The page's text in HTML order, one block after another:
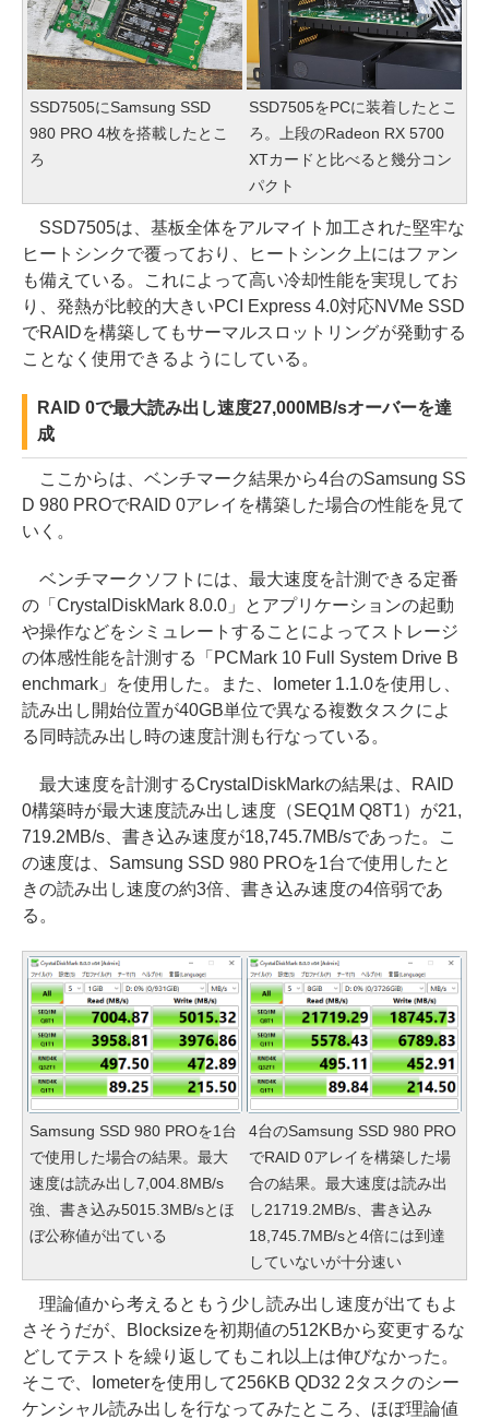
SSD7505にSamsung SSD
980 PRO 4枚を搭載したとこ
ろ
SSD7505をPCに装着したとこ
ろ。上段のRadeon RX 5700
XTカードと比べると幾分コン
パクト
SSD7505は、基板全体をアルマイト加工された堅牢な
ヒートシンクで覆っており、ヒートシンク上にはファン
も備えている。これによって高い冷却性能を実現してお
り、発熱が比較的大きいPCI Express 4.0対応NVMe SSD
でRAIDを構築してもサーマルスロットリングが発動する
ことなく使用できるようにしている。
RAID 0で最大読み出し速度27,000MB/sオーバーを達
成
ここからは、ベンチマーク結果から4台のSamsung SS
D 980 PROでRAID 0アレイを構築した場合の性能を見て
いく。
ベンチマークソフトには、最大速度を計測できる定番
の「CrystalDiskMark 8.0.0」とアプリケーションの起動
や操作などをシミュレートすることによってストレージ
の体感性能を計測する「PCMark 10 Full System Drive B
enchmark」を使用した。また、Iometer 1.1.0を使用し、
読み出し開始位置が40GB単位で異なる複数タスクによ
る同時読み出し時の速度計測も行なっている。
最大速度を計測するCrystalDiskMarkの結果は、RAID
0構築時が最大速度読み出し速度（SEQ1M Q8T1）が21,
719.2MB/s、書き込み速度が18,745.7MB/sであった。こ
の速度は、Samsung SSD 980 PROを1台で使用したと
きの読み出し速度の約3倍、書き込み速度の4倍弱であ
る。
Samsung SSD 980 PROを1台
で使用した場合の結果。最大
速度は読み出し7,004.8MB/s
強、書き込み5015.3MB/sとほ
ぼ公称値が出ている
4台のSamsung SSD 980 PRO
でRAID 0アレイを構築した場
合の結果。最大速度は読み出
し21719.2MB/s、書き込み
18,745.7MB/sと4倍には到達
していないが十分速い
理論値から考えるともう少し読み出し速度が出てもよ
さそうだが、Blocksizeを初期値の512KBから変更するな
どしてテストを繰り返してもこれ以上は伸びなかった。
そこで、Iometerを使用して256KB QD32 2タスクのシー
ケンシャル読み出しを行なってみたところ、ほぼ理論値